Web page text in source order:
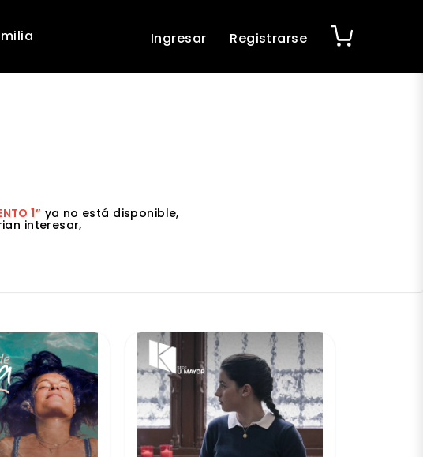
Ingresar Registrarse
1” ya no está disponible,
interesar,